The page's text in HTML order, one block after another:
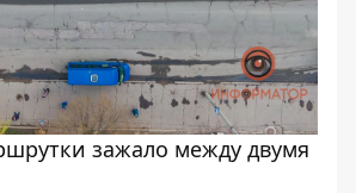
зажало между двумя